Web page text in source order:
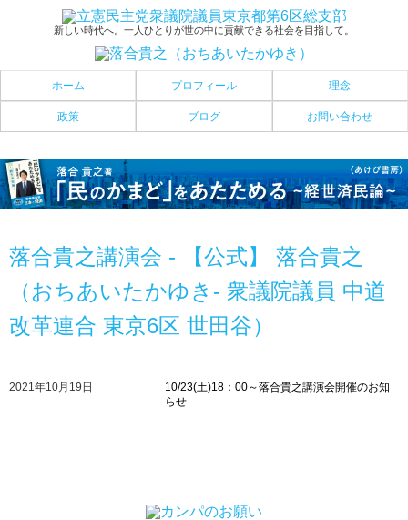
新しい時代へ。一人ひとりが世の中に貢献できる社会を目指して。
ホーム プロフィール 理念
政策 ブログ お問い合わせ
落合貴之講演会 - 【公式】 落合貴之
（おちあいたかゆき- 衆議院議員 中道
改革連合 東京6区 世田谷）
2021年10月19日
10/23(土)18：00～落合貴之講演会開催のお知
らせ